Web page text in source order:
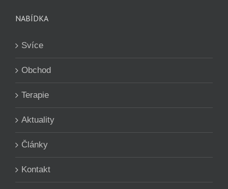
NABÍDKA
Svíce
Obchod
Terapie
Aktuality
Články
Kontakt